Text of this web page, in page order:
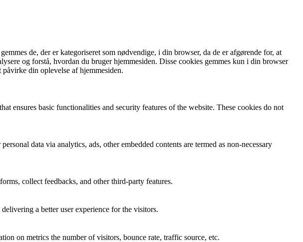
de, der er kategoriseret som nødvendige, i din browser, da de er afgørende for, at
og forstå, hvordan du bruger hjemmesiden. Disse cookies gemmes kun i din browser
din oplevelse af hjemmesiden.
ensures basic functionalities and security features of the website. These cookies do not
data via analytics, ads, other embedded contents are termed as non-necessary
collect feedbacks, and other third-party features.
a better user experience for the visitors.
on metrics the number of visitors, bounce rate, traffic source, etc.